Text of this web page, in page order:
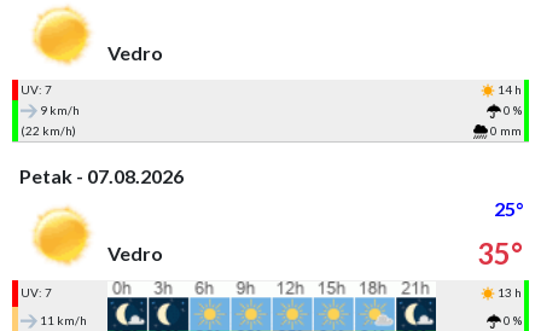
Vedro
UV: 7
14 h
9 km/h
0 %
(22 km/h)
0 mm
Petak - 07.08.2026
25°
Vedro
35°
UV: 7
13 h
11 km/h
0 %